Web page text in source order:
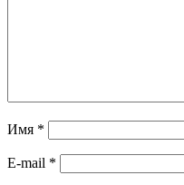
Имя *
E-mail *